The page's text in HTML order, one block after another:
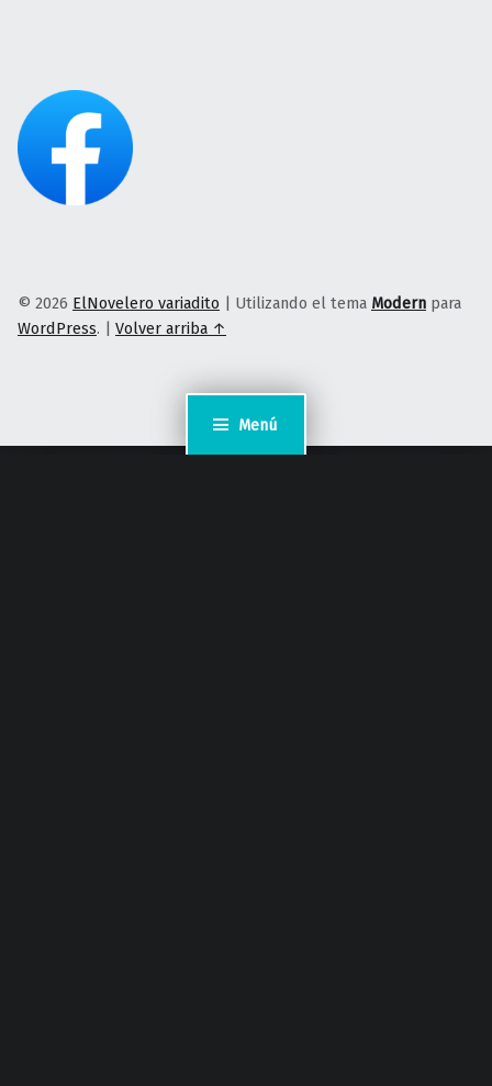
Menú
© 2026 ElNovelero variadito | Utilizando el tema Modern para
WordPress. | Volver arriba ↑